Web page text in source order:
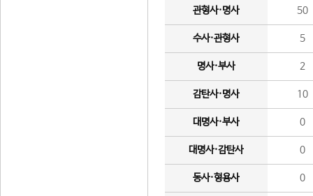
관형사·명사 50
수사·관형사 5
명사·부사 2
감탄사·명사 10
대명사·부사 0
대명사·감탄사 0
동사·형용사 0